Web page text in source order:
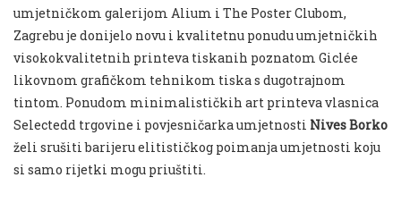
umjetničkom galerijom Alium i The Poster Clubom,
Zagrebu je donijelo novu i kvalitetnu ponudu umjetničkih
visokokvalitetnih printeva tiskanih poznatom Giclée
likovnom grafičkom tehnikom tiska s dugotrajnom
tintom. Ponudom minimalističkih art printeva vlasnica
Selectedd trgovine i povjesničarka umjetnosti Nives Borko
želi srušiti barijeru elitističkog poimanja umjetnosti koju
si samo rijetki mogu priuštiti.